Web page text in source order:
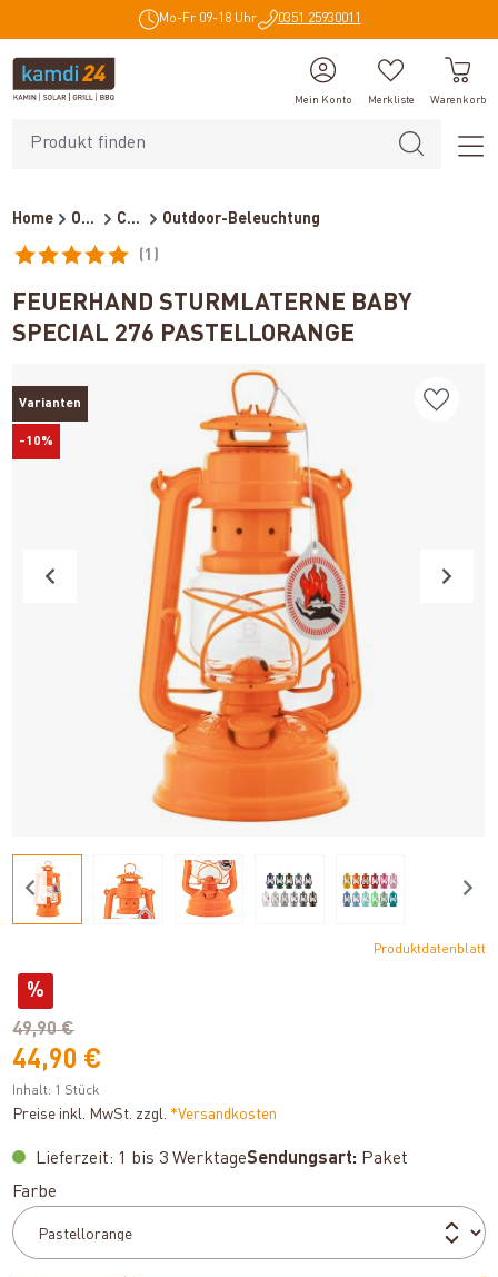
Mo-Fr 09-18 Uhr 0351 25930011
Mein Konto Merkliste Warenkorb
Home Outdoor Campingzubehör Outdoor-Beleuchtung
(1)
FEUERHAND STURMLATERNE BABY
SPECIAL 276 PASTELLORANGE
Varianten
-10%
Produktdatenblatt
%
49,90 €
44,90 €
Inhalt: 1 Stück
Preise inkl. MwSt. zzgl. *Versandkosten
Lieferzeit: 1 bis 3 WerktageSendungsart: Paket
Farbe